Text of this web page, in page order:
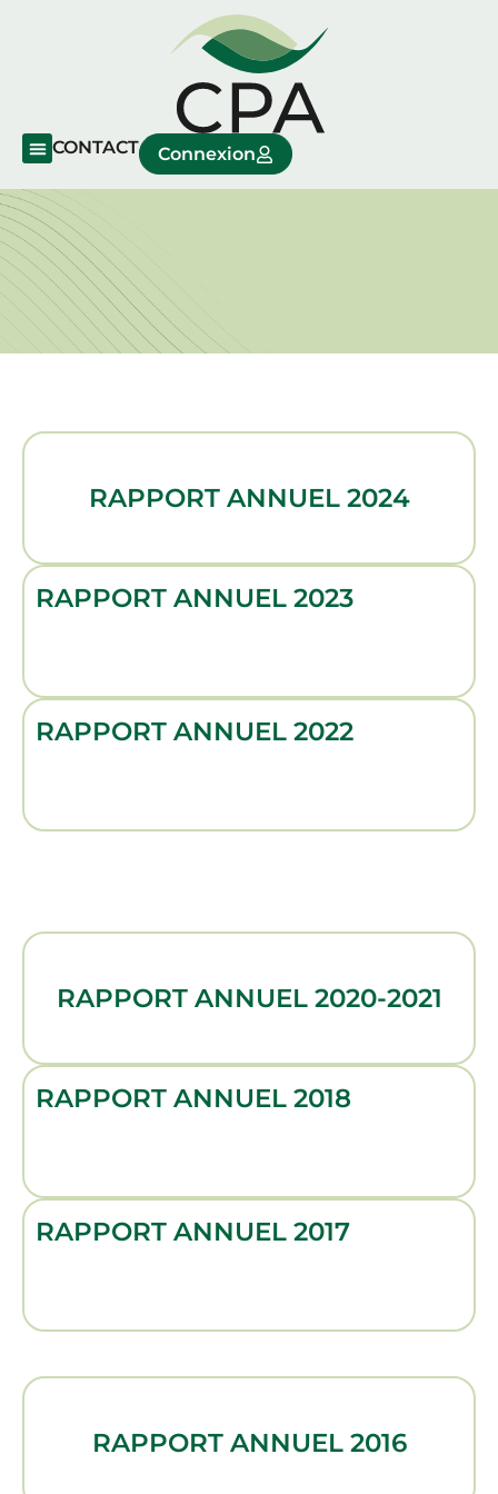
CONTACT Connexion
RAPPORT ANNUEL 2024
RAPPORT ANNUEL 2023
RAPPORT ANNUEL 2022
RAPPORT ANNUEL 2020-2021
RAPPORT ANNUEL 2018
RAPPORT ANNUEL 2017
RAPPORT ANNUEL 2016